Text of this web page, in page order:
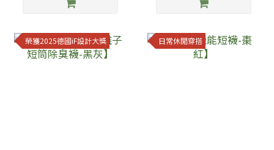
榮獲2025德國iF設計大獎 日常休閒穿搭